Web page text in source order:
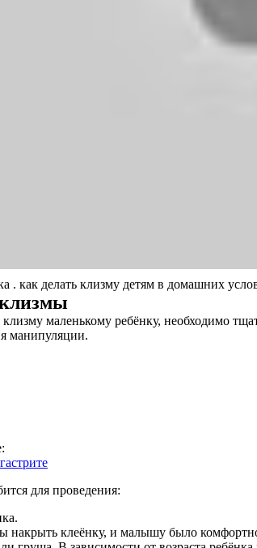
. как делать клизму детям в домашних
маленькому ребёнку, необходимо
манипуляции.
для проведения:
накрыть клеёнку, и малышу было